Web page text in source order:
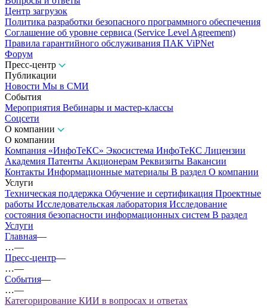
Центр загрузок
Политика разработки безопасного программного обеспечения
Соглашение об уровне сервиса (Service Level Agreement)
Правила гарантийного обслуживания ПАК ViPNet
Форум
Пресс-центр
Публикации
Новости Мы в СМИ
События
Мероприятия Вебинары и мастер-классы
Соцсети
О компании
О компании
Компания «ИнфоТеКС» Экосистема ИнфоТеКС Лицензии
Академия Патенты Акционерам Реквизиты Вакансии
Контакты Информационные материалы В раздел О компании
Услуги
Техническая поддержка Обучение и сертификация Проектные
работы Исследовательская лаборатория Исследование
состояния безопасности информационных систем В раздел
Услуги
Главная—
…—
Пресс-центр—
…—
События—
…—
Категорирование КИИ в вопросах и ответах